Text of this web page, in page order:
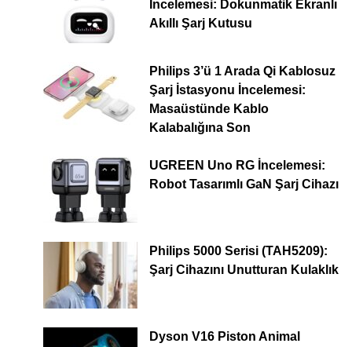
İncelemesi: Dokunmatik Ekranlı
Akıllı Şarj Kutusu
Philips 3’ü 1 Arada Qi Kablosuz
Şarj İstasyonu İncelemesi:
Masaüstünde Kablo
Kalabalığına Son
UGREEN Uno RG İncelemesi:
Robot Tasarımlı GaN Şarj Cihazı
Philips 5000 Serisi (TAH5209):
Şarj Cihazını Unutturan Kulaklık
Dyson V16 Piston Animal